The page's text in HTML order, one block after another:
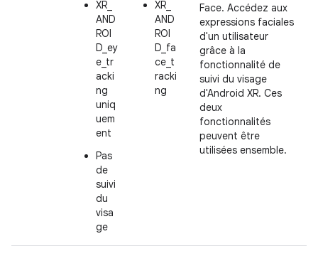
XR_
AND
ROI
D_ey
e_tr
acki
ng
uniq
uem
ent
Pas
de
suivi
du
visa
ge
XR_
AND
ROI
D_fa
ce_t
racki
ng
Face. Accédez aux
expressions faciales
d'un utilisateur
grâce à la
fonctionnalité de
suivi du visage
d'Android XR. Ces
deux
fonctionnalités
peuvent être
utilisées ensemble.